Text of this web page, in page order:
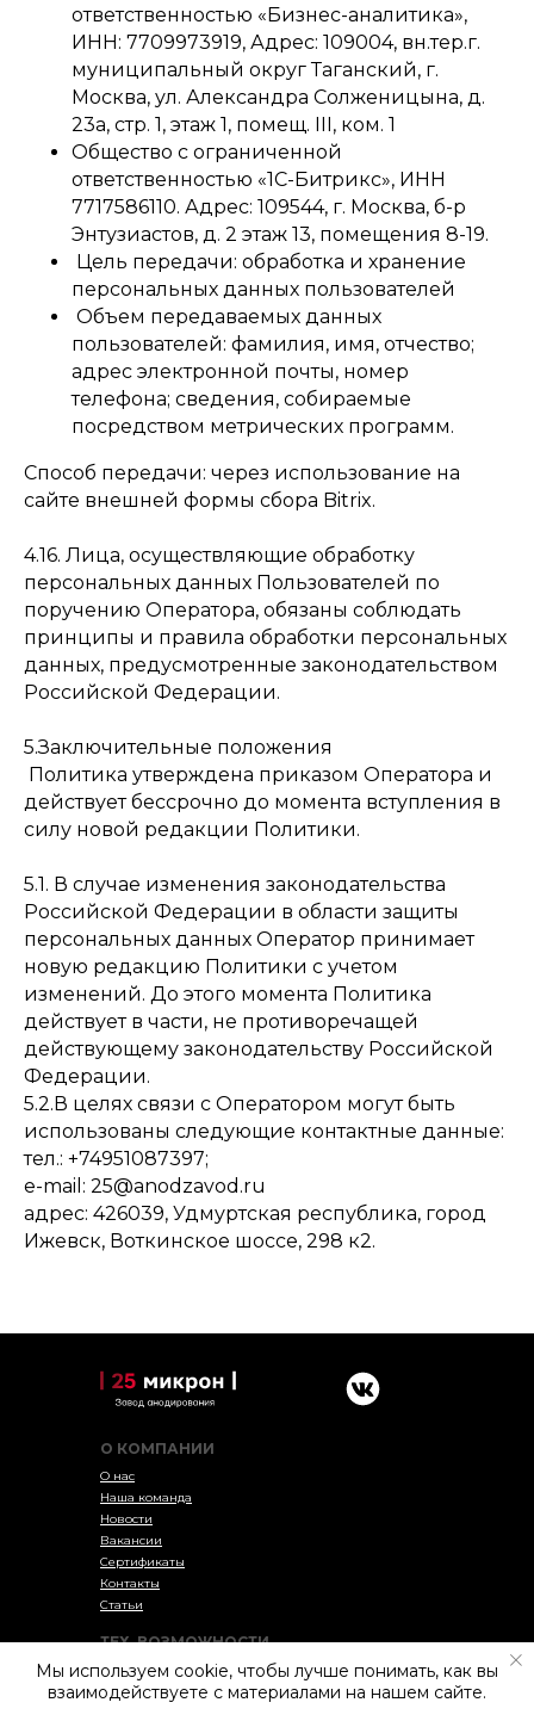
ответственностью «Бизнес-аналитика»,
ИНН: 7709973919, Адрес: 109004, вн.тер.г.
муниципальный округ Таганский, г.
Москва, ул. Александра Солженицына, д.
23а, стр. 1, этаж 1, помещ. III, ком. 1
Общество с ограниченной
ответственностью «1С-Битрикс», ИНН
7717586110. Адрес: 109544, г. Москва, б-р
Энтузиастов, д. 2 этаж 13, помещения 8-19.
Цель передачи: обработка и хранение
персональных данных пользователей
Объем передаваемых данных
пользователей: фамилия, имя, отчество;
адрес электронной почты, номер
телефона; сведения, собираемые
посредством метрических программ.
Способ передачи: через использование на
сайте внешней формы сбора Bitrix.
4.16. Лица, осуществляющие обработку
персональных данных Пользователей по
поручению Оператора, обязаны соблюдать
принципы и правила обработки персональных
данных, предусмотренные законодательством
Российской Федерации.
5.Заключительные положения
Политика утверждена приказом Оператора и
действует бессрочно до момента вступления в
силу новой редакции Политики.
5.1. В случае изменения законодательства
Российской Федерации в области защиты
персональных данных Оператор принимает
новую редакцию Политики с учетом
изменений. До этого момента Политика
действует в части, не противоречащей
действующему законодательству Российской
Федерации.
5.2.В целях связи с Оператором могут быть
использованы следующие контактные данные:
тел.: +74951087397;
e-mail: 25@anodzavod.ru
адрес: 426039, Удмуртская республика, город
Ижевск, Воткинское шоссе, 298 к2.
Мы используем cookie, чтобы лучше понимать, как вы
взаимодействуете с материалами на нашем сайте.
ТЕХ. ВОЗМОЖНОСТИ
Резка
Токарно-фрезерные работы
О КОМПАНИИ
О нас
Наша команда
Новости
Вакансии
Сертификаты
Контакты
Статьи